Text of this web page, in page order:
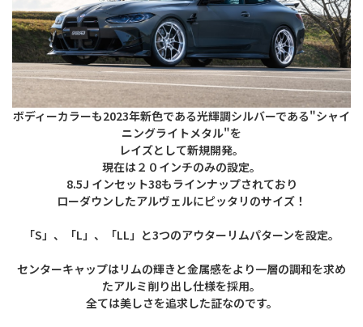
ボディーカラーも2023年新色である光輝調シルバーである"シャイ
ニングライトメタル"を
レイズとして新規開発。
現在は２０インチのみの設定。
8.5J インセット38もラインナップされており
ローダウンしたアルヴェルにピッタリのサイズ！
「S」、「L」、「LL」と3つのアウターリムパターンを設定。
センターキャップはリムの輝きと金属感をより一層の調和を求め
たアルミ削り出し仕様を採用。
全ては美しさを追求した証なのです。